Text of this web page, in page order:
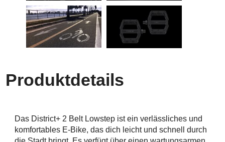
Produktdetails
Das District+ 2 Belt Lowstep ist ein verlässliches und
komfortables E-Bike, das dich leicht und schnell durch